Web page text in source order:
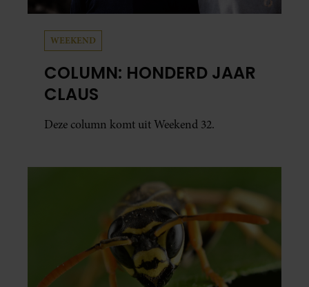
WEEKEND
COLUMN: HONDERD JAAR
CLAUS
Deze column komt uit Weekend 32.